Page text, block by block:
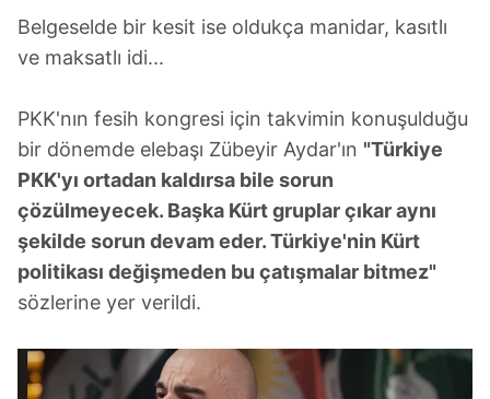
Belgeselde bir kesit ise oldukça manidar, kasıtlı
ve maksatlı idi...
PKK'nın fesih kongresi için takvimin konuşulduğu
bir dönemde elebaşı Zübeyir Aydar'ın "Türkiye
PKK'yı ortadan kaldırsa bile sorun
çözülmeyecek. Başka Kürt gruplar çıkar aynı
şekilde sorun devam eder. Türkiye'nin Kürt
politikası değişmeden bu çatışmalar bitmez"
sözlerine yer verildi.